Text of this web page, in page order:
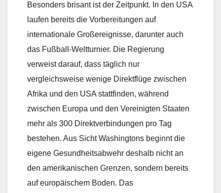
Besonders brisant ist der Zeitpunkt. In den USA
laufen bereits die Vorbereitungen auf
internationale Großereignisse, darunter auch
das Fußball-Weltturnier. Die Regierung
verweist darauf, dass täglich nur
vergleichsweise wenige Direktflüge zwischen
Afrika und den USA stattfinden, während
zwischen Europa und den Vereinigten Staaten
mehr als 300 Direktverbindungen pro Tag
bestehen. Aus Sicht Washingtons beginnt die
eigene Gesundheitsabwehr deshalb nicht an
den amerikanischen Grenzen, sondern bereits
auf europäischem Boden. Das